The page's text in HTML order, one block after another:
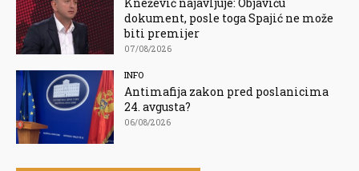
dokument, posle toga Spajić ne može
biti premijer
07/08/2026
INFO
Antimafija zakon pred poslanicima
24. avgusta?
06/08/2026